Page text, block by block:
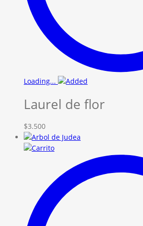
Loading...
Laurel de flor
$3.500